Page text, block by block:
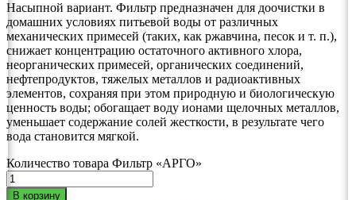
Насыпной вариант. Фильтр предназначен для доочистки в
домашних условиях питьевой воды от различных
механических примесей (таких, как ржавчина, песок и т. п.),
снижает концентрацию остаточного активного хлора,
неорганических примесей, органических соединений,
нефтепродуктов, тяжелых металлов и радиоактивных
элементов, сохраняя при этом природную и биологическую
ценность воды; обогащает воду ионами щелочных металлов,
уменьшает содержание солей жесткости, в результате чего
вода становится мягкой.
Количество товара Фильтр «АРГО»
В корзину